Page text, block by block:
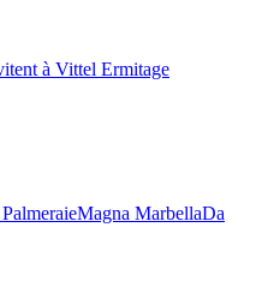
à Vittel Ermitage
Magna MarbellaDa